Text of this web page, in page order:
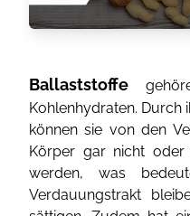
Ballaststoffe
Kohlenhydraten. Durch
können sie von den
Körper gar nicht
werden, was
Verdauungstrakt